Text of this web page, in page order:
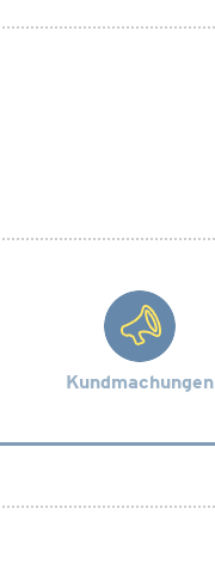
Kundmachungen